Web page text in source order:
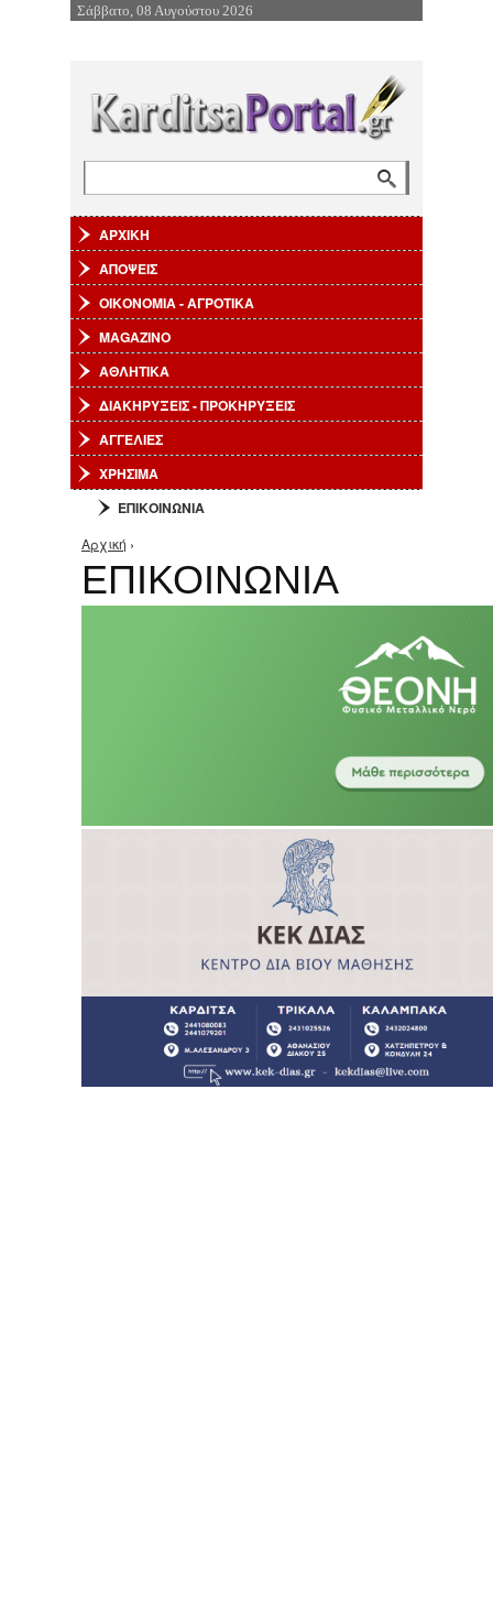
Επιστροφή στην Πλοήγηση
Σάββατο, 08 Αυγούστου 2026
ΑΡΧΙΚΗ
ΑΠΟΨΕΙΣ
ΟΙΚΟΝΟΜΙΑ - ΑΓΡΟΤΙΚΑ
MAGAZINO
ΑΘΛΗΤΙΚΑ
ΔΙΑΚΗΡΥΞΕΙΣ - ΠΡΟΚΗΡΥΞΕΙΣ
ΑΓΓΕΛΙΕΣ
ΧΡΗΣΙΜΑ
ΕΠΙΚΟΙΝΩΝΙΑ
Είστε εδώ
Αρχική ›
ΕΠΙΚΟΙΝΩΝΙΑ